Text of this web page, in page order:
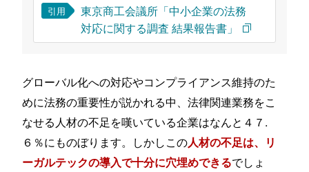
引用
東京商工会議所「中小企業の法務
対応に関する調査 結果報告書」
グローバル化への対応やコンプライアンス維持のた
めに法務の重要性が説かれる中、法律関連業務をこ
なせる人材の不足を嘆いている企業はなんと４７.
６％にものぼります。しかしこの人材の不足は、リ
ーガルテックの導入で十分に穴埋めできるでしょ